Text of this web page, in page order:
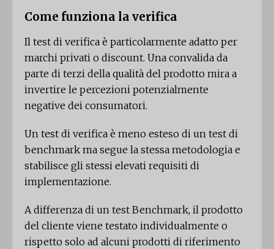
Come funziona la verifica
Il test di verifica è particolarmente adatto per
marchi privati ​​o discount. Una convalida da
parte di terzi della qualità del prodotto mira a
invertire le percezioni potenzialmente
negative dei consumatori.
Un test di verifica è meno esteso di un test di
benchmark ma segue la stessa metodologia e
stabilisce gli stessi elevati requisiti di
implementazione.
A differenza di un test Benchmark, il prodotto
del cliente viene testato individualmente o
rispetto solo ad alcuni prodotti di riferimento